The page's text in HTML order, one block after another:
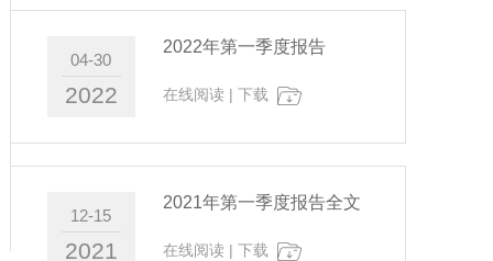
04-30
2022
2022年第一季度报告
在线阅读 | 下载
12-15
2021
2021年第一季度报告全文
在线阅读 | 下载